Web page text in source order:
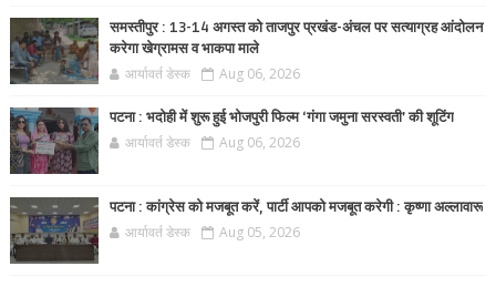
समस्तीपुर : 13-14 अगस्त को ताजपुर प्रखंड-अंचल पर सत्याग्रह आंदोलन
करेगा खेग्रामस व भाकपा माले
आर्यावर्त डेस्क Aug 06, 2026
पटना : भदोही में शुरू हुई भोजपुरी फिल्म ‘गंगा जमुना सरस्वती’ की शूटिंग
आर्यावर्त डेस्क Aug 06, 2026
पटना : कांग्रेस को मजबूत करें, पार्टी आपको मजबूत करेगी : कृष्णा अल्लावारू
आर्यावर्त डेस्क Aug 05, 2026